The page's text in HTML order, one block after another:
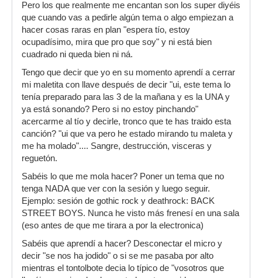
Pero los que realmente me encantan son los super diyéis
que cuando vas a pedirle algún tema o algo empiezan a
hacer cosas raras en plan "espera tío, estoy
ocupadísimo, mira que pro que soy" y ni está bien
cuadrado ni queda bien ni ná.
Tengo que decir que yo en su momento aprendí a cerrar
mi maletita con llave después de decir "ui, este tema lo
tenía preparado para las 3 de la mañana y es la UNA y
ya está sonando? Pero si no estoy pinchando"
acercarme al tío y decirle, tronco que te has traido esta
canción? "ui que va pero he estado mirando tu maleta y
me ha molado".... Sangre, destrucción, visceras y
reguetón.
Sabéis lo que me mola hacer? Poner un tema que no
tenga NADA que ver con la sesión y luego seguir.
Ejemplo: sesión de gothic rock y deathrock: BACK
STREET BOYS. Nunca he visto más frenesí en una sala
(eso antes de que me tirara a por la electronica)
Sabéis que aprendí a hacer? Desconectar el micro y
decir "se nos ha jodido" o si se me pasaba por alto
mientras el tontolbote decia lo típico de "vosotros que